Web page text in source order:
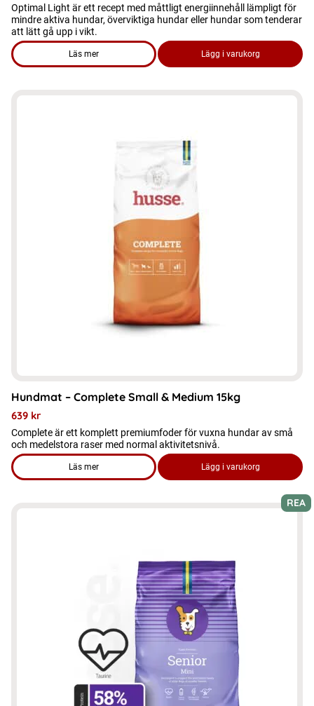
Optimal Light är ett recept med måttligt energiinnehåll lämpligt för
mindre aktiva hundar, överviktiga hundar eller hundar som tenderar
att lätt gå upp i vikt.
Läs mer
om produkten Hundmat – Optimal Light, torrfoder för
Lägg i varukorg
Hundmat – Complete Small & Medium 15kg
639 kr
Complete är ett komplett premiumfoder för vuxna hundar av små
och medelstora raser med normal aktivitetsnivå.
Läs mer
om produkten Hundmat – Complete Small & Medium 15kg
Lägg i varukorg
REA